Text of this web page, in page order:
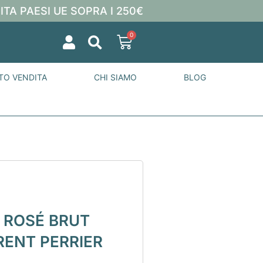
PAESI UE SOPRA I 250€
0
VENDITA CHI SIAMO BLOG
BRUT
PERRIER